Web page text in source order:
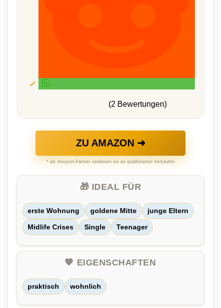
(2 Bewertungen)
ZU AMAZON ➜
* als Amazon-Partner verdienen wir an qualifizierten Verkäufen
🎁 IDEAL FÜR
erste Wohnung goldene Mitte junge Eltern
Midlife Crises Single Teenager
💖 EIGENSCHAFTEN
praktisch wohnlich